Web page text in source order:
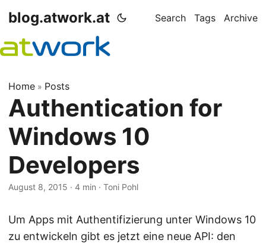
blog.atwork.at Search Tags Archive
Home » Posts
Authentication for
Windows 10
Developers
August 8, 2015 · 4 min · Toni Pohl
Um Apps mit Authentifizierung unter Windows 10
zu entwickeln gibt es jetzt eine neue API: den